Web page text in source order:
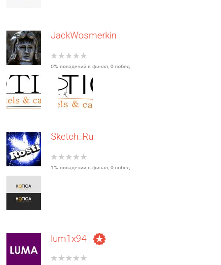
JackWosmerkin
0% попадений в финал, 0 побед
Sketch_Ru
1% попадений в финал, 0 побед
lum1x94